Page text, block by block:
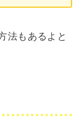
法もあるよと